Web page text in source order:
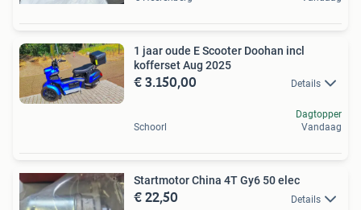
1 jaar oude E Scooter Doohan incl
kofferset Aug 2025
€ 3.150,00 Details
Schoorl
Dagtopper
Vandaag
Startmotor China 4T Gy6 50 elec
€ 22,50 Details